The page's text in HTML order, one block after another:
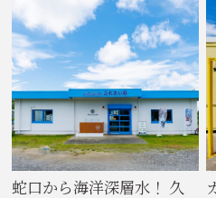
蛇口から海洋深層水！ 久